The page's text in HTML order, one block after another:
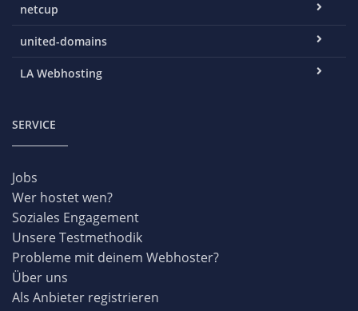
netcup
united-domains
LA Webhosting
SERVICE
Jobs
Wer hostet wen?
Soziales Engagement
Unsere Testmethodik
Probleme mit deinem Webhoster?
Über uns
Als Anbieter registrieren